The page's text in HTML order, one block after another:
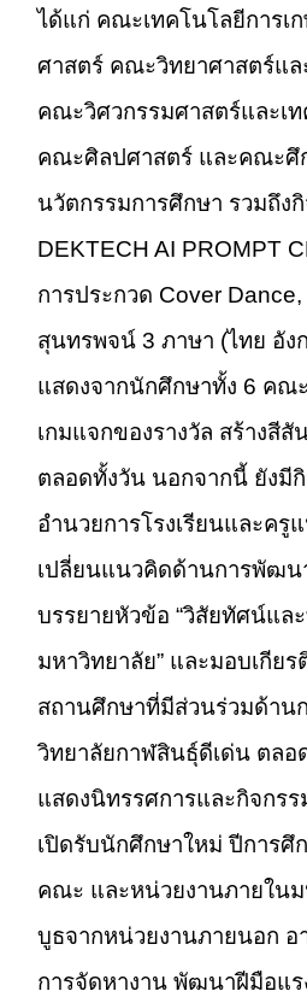
ได้แก่ คณะเทคโนโลยีการเ
ศาสตร์ คณะวิทยาศาสตร์แ
คณะวิศวกรรมศาสตร์และเ
คณะศิลปศาสตร์ และคณะศึ
นวัตกรรมการศึกษา รวมถึง
DEKTECH AI PROMPT
การประกวด Cover
สุนทรพจน์ 3 ภาษา (ไทย อัง
แสดงจากนักศึกษาทั้ง 6 คณ
เกมแจกของรางวัล สร้างสี
ตลอดทั้งวัน นอกจากนี้ ยังมี
อำนวยการโรงเรียนและครู
เปลี่ยนแนวคิดด้านการพัฒน
บรรยายหัวข้อ “วิสัยทัศน์แล
มหาวิทยาลัย” และมอบเกีย
สถานศึกษาที่มีส่วนร่วมด้าน
วิทยาลัยกาฬสินธุ์ดีเด่น ตลอ
แสดงนิทรรศการและกิจกร
เปิดรับนักศึกษาใหม่ ปีการศึ
คณะ และหน่วยงานภายในม
บูธจากหน่วยงานภายนอก
การจัดหางาน พัฒนาฝีมือแร